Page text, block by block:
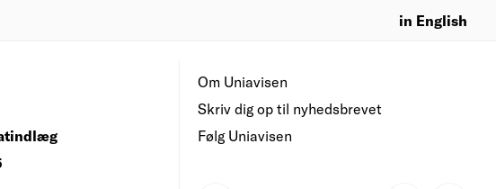
in English
Om Uniavisen
Skriv dig op til nyhedsbrevet
Følg Uniavisen